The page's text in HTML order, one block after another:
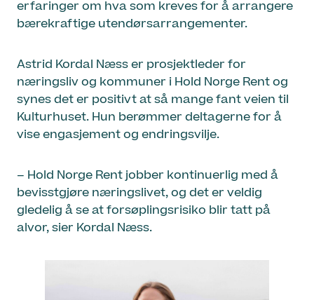
erfaringer om hva som kreves for å arrangere
bærekraftige utendørsarrangementer.
Astrid Kordal Næss er prosjektleder for
næringsliv og kommuner i Hold Norge Rent og
synes det er positivt at så mange fant veien til
Kulturhuset. Hun berømmer deltagerne for å
vise engasjement og endringsvilje.
– Hold Norge Rent jobber kontinuerlig med å
bevisstgjøre næringslivet, og det er veldig
gledelig å se at forsøplingsrisiko blir tatt på
alvor, sier Kordal Næss.